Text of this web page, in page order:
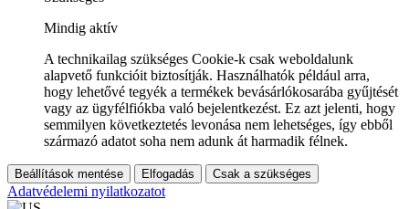
Mindig aktív
A technikailag szükséges Cookie-k csak weboldalunk
alapvető funkcióit biztosítják. Használhatók például arra,
hogy lehetővé tegyék a termékek bevásárlókosarába gyűjtését
vagy az ügyfélfiókba való bejelentkezést. Ez azt jelenti, hogy
semmilyen következtetés levonása nem lehetséges, így ebből
származó adatot soha nem adunk át harmadik félnek.
Beállítások mentése Elfogadás Csak a szükséges
Adatvédelemi nyilatkozatot